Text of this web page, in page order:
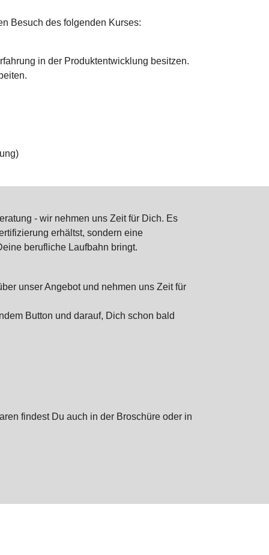
Besuch des folgenden Kurses:
in der Produktentwicklung besitzen.
- wir nehmen uns Zeit für Dich. Es
erhältst, sondern eine
berufliche Laufbahn bringt.
unser Angebot und nehmen uns Zeit für
Button und darauf, Dich schon bald
findest Du auch in der Broschüre oder in